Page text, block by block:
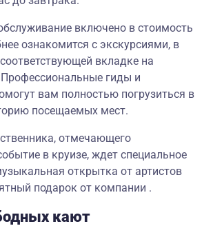
включено в стоимость
ознакомится с экскурсиями, в
вкладке на
Профессиональные гиды и
вам полностью погрузиться в
посещаемых мест.
отмечающего
в круизе, ждет специальное
открытка от артистов
подарок от компании .
кают